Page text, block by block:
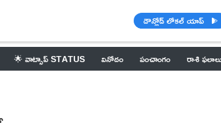
డౌన్లోడ్ లోకల్ యాప్
🌟 వాట్సాప్ STATUS వినోదం పంచాంగం రాశి